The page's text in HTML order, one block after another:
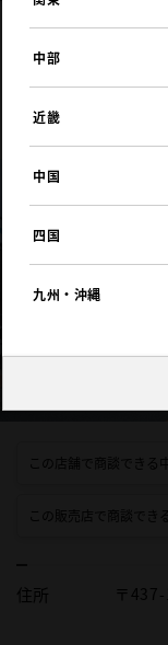
中部
近畿
中国
四国
九州・沖縄
トヨタユナイ
小笠中央店
この店舗で商談できる
この販売店で商談でき
住所 〒